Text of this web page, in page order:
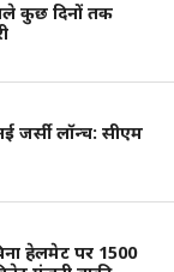
कुछ दिनों तक
जर्सी लॉन्च: सीएम
हेलमेट पर 1500